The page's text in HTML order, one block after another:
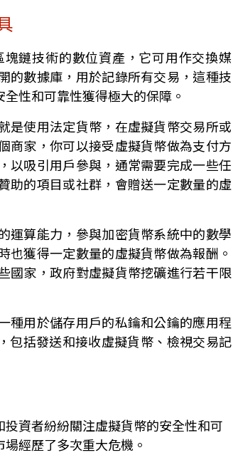
鏈技術的數位資產，它可用作交換媒
的數據庫，用於記錄所有交易，這種技
性和可靠性獲得極大的保障。
是使用法定貨幣，在虛擬貨幣交易所或
商家，你可以接受虛擬貨幣做為支付方
以吸引用戶參與，通常需要完成一些任
助的項目或社群，會贈送一定數量的虛
運算能力，參與加密貨幣系統中的數學
也獲得一定數量的虛擬貨幣做為報酬。
國家，政府對虛擬貨幣挖礦進行若干限
種用於儲存用戶的私鑰和公鑰的應用程
包括發送和接收虛擬貨幣、檢視交易記
資者紛紛關注虛擬貨幣的安全性和可
經歷了多次重大危機。